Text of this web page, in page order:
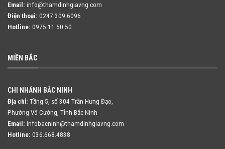
Email: info@thamdinhgiavng.com
Điện thoại: 0247.309.6096
Hotline: 0975.11.50.50
MIỀN BẮC
CHI NHÁNH BẮC NINH
Địa chỉ: Tầng 5, số 304 Trần Hưng Đạo,
Phường Võ Cường, Tỉnh Bắc Ninh
Email: infobacninh@thamdinhgiavng.com
Hotline: 036.668.4838